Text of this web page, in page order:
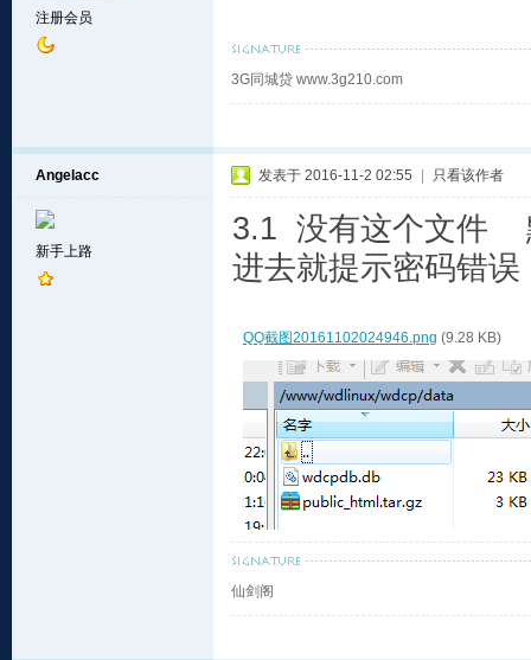
注册会员
3G同城贷 www.3g210.com
Angelacc
新手上路
发表于 2016-11-2 02:55 只看该作者
3.1 没有这个文件
进去就提示密码错
QQ截图20161102024946.png (9.28 KB)
仙剑阁